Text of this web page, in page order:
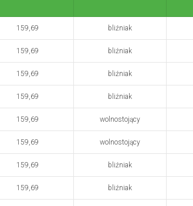
159,69 bliźniak
159,69 bliźniak
159,69 bliźniak
159,69 bliźniak
159,69 wolnostojący
159,69 wolnostojący
159,69 bliźniak
159,69 bliźniak